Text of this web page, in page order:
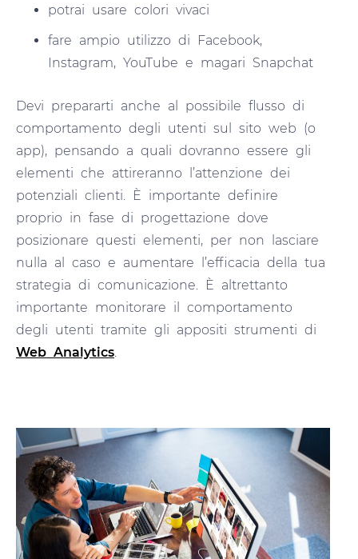
potrai usare colori vivaci
fare ampio utilizzo di Facebook,
Instagram, YouTube e magari Snapchat
Devi prepararti anche al possibile flusso di
comportamento degli utenti sul sito web (o
app), pensando a quali dovranno essere gli
elementi che attireranno l’attenzione dei
potenziali clienti. È importante definire
proprio in fase di progettazione dove
posizionare questi elementi, per non lasciare
nulla al caso e aumentare l’efficacia della tua
strategia di comunicazione. È altrettanto
importante monitorare il comportamento
degli utenti tramite gli appositi strumenti di
Web Analytics.